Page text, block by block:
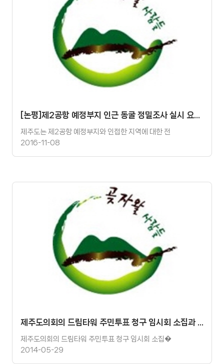
[논평]제2공항 예정부지 인근 동굴 정밀조사 실시 요구 논평
제주도는 제2공항 예정부지와 인접한 지역에 대한 전
2016-11-08
제주도의회의 드림타워 주민투표 청구 임시회 소집과 관련한 제주연대회의 논평
제주도의회의 드림타워 주민투표 청구 임시회 소집�
2014-05-29